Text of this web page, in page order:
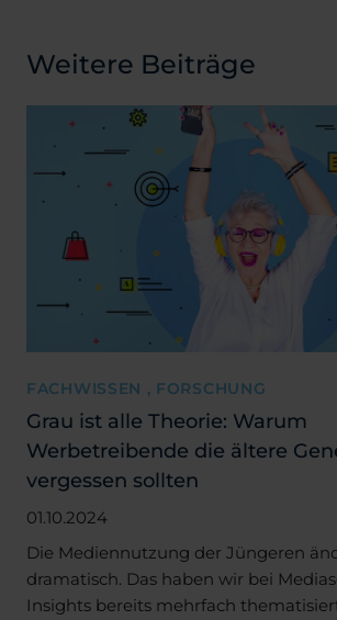
Weitere Beiträge
FACHWISSEN , FORSCHUNG
Grau ist alle Theorie: Warum
Werbetreibende die ältere
vergessen sollten
01.10.2024
Die Mediennutzung der Jüngeren
dramatisch. Das haben wir bei
Insights bereits mehrfach